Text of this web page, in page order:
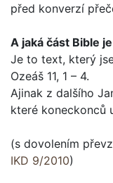
před konverzí
A jaká část Bible
Je to text, který
Ozeáš 11, 1 – 4.
Ajinak z dalšího
které koneckonců
(s dovolením
IKD 9/2010)